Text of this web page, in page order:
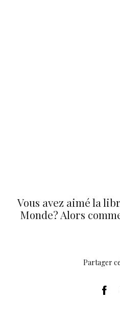
Vous avez aimé la
Monde? Alors
Partager